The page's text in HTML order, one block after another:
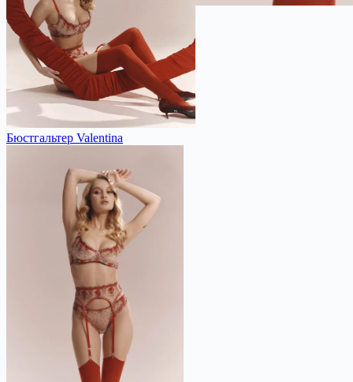
Бюстгальтер Valentina